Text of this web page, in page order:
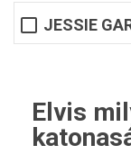
JESSIE
Elvis